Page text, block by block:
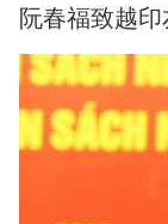
阮春福致越印